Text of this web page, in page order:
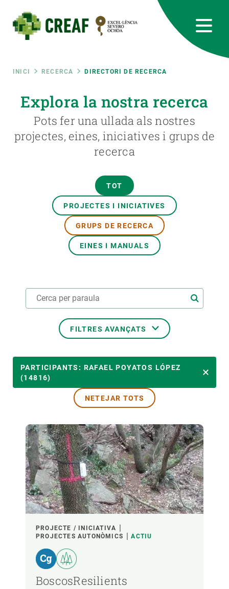
contingut
Fil
d'ariadna
INICI RECERCA DIRECTORI DE RECERCA
Explora la nostra recerca
Pots fer una ullada als nostres
projectes, eines, iniciatives i grups de
recerca
TOT
PROJECTES I INICIATIVES
GRUPS DE RECERCA
EINES I MANUALS
FILTRES AVANÇATS
TEMES TRANSVERSALS
LIDERAT PER
PARTICIPANTS
FINANÇAMENT
ANY D'INICI
PARTICIPANTS: RAFAEL POYATOS LÓPEZ
(14816)
NETEJAR TOTS
PROJECTE / INICIATIVA
PROJECTES AUTONÒMICS
ACTIU
BoscosResilients
RRSS
Featured
responsive
INTRANET
Responsive
menu
CIÈNCIA EN ACCIÓ
UNEIX-TE A NOSALTRES